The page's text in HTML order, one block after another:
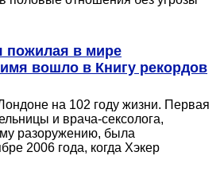
пожилая в мире
вошло в Книгу рекордов
на 102 году жизни. Первая
и врача-сексолога,
разоружению, была
2006 года, когда Хэкер